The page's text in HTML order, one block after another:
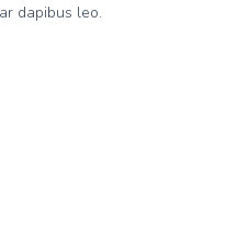
dapibus leo.